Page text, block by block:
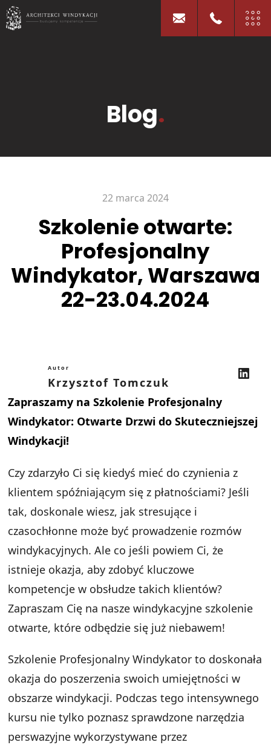
Blog.
22 marca 2024
Szkolenie otwarte:
Profesjonalny
Windykator, Warszawa
22-23.04.2024
Autor
Krzysztof Tomczuk
LinkedIn
Zapraszamy na Szkolenie Profesjonalny
Windykator: Otwarte Drzwi do Skuteczniejszej
Windykacji!
Czy zdarzyło Ci się kiedyś mieć do czynienia z
klientem spóźniającym się z płatnościami? Jeśli
tak, doskonale wiesz, jak stresujące i
czasochłonne może być prowadzenie rozmów
windykacyjnych. Ale co jeśli powiem Ci, że
istnieje okazja, aby zdobyć kluczowe
kompetencje w obsłudze takich klientów?
Zapraszam Cię na nasze windykacyjne szkolenie
otwarte, które odbędzie się już niebawem!
Szkolenie Profesjonalny Windykator to doskonała
okazja do poszerzenia swoich umiejętności w
obszarze windykacji. Podczas tego intensywnego
kursu nie tylko poznasz sprawdzone narzędzia
perswazyjne wykorzystywane przez